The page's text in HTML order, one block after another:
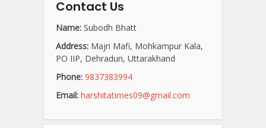
Contact Us
Name: Subodh Bhatt
Address: Majri Mafi, Mohkampur Kala,
PO IIP, Dehradun, Uttarakhand
Phone: 9837383994
Email: harshitatimes09@gmail.com